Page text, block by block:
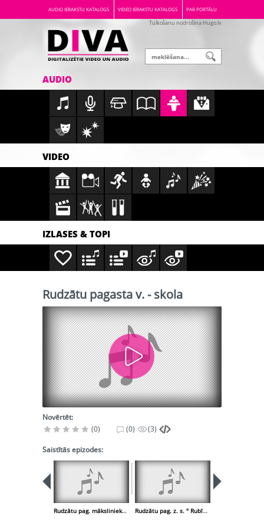
AUDIO IERAKSTU KATALOGS VIDEO IERAKSTU KATALOGS PAR PORTĀLU
Tulkošanu nodrošina Hugo.lv
AUDIO
VIDEO
IZLASES & TOPI
Rudzātu pagasta v. - skola
Novērtēt:
(0)
(0) (3)
Saistītās epizodes:
Rudzātu pag. mākslinieks Kazimirs Anspoks Rudzātu pag. z. s. " Rubīni "